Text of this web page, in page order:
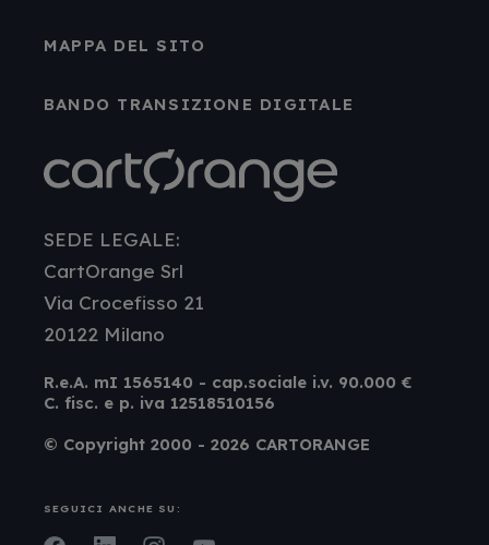
MAPPA DEL SITO
BANDO TRANSIZIONE DIGITALE
SEDE LEGALE:
CartOrange Srl
Via Crocefisso 21
20122 Milano
R.e.A. mI 1565140 - cap.sociale i.v. 90.000 €
C. fisc. e p. iva 12518510156
© Copyright 2000 - 2026 CARTORANGE
SEGUICI ANCHE SU: